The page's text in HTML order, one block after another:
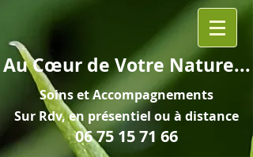
AuCœurde Votre Nature...
Soins etAccompagnements
Sur Rdv, en présentiel ou à distance
06 75 15 71 66